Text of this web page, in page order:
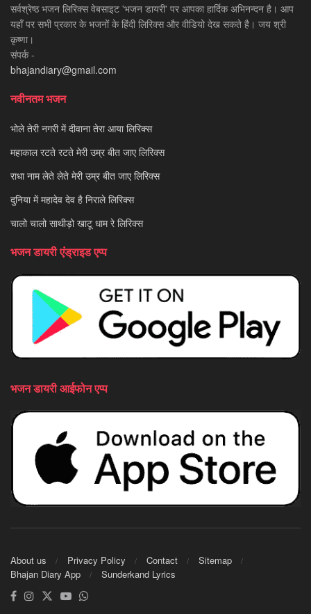
सर्वश्रेष्ठ भजन लिरिक्स वेबसाइट 'भजन डायरी' पर आपका हार्दिक अभिनन्दन है। आप
यहाँ पर सभी प्रकार के भजनों के हिंदी लिरिक्स और वीडियो देख सकते है। जय श्री
कृष्णा।
संपर्क -
bhajandiary@gmail.com
नवीनतम भजन
भोले तेरी नगरी में दीवाना तेरा आया लिरिक्स
महाकाल रटते रटते मेरी उम्र बीत जाए लिरिक्स
राधा नाम लेते लेते मेरी उम्र बीत जाए लिरिक्स
दुनिया में महादेव देव है निराले लिरिक्स
चालो चालो साथीड़ो खाटू धाम रे लिरिक्स
भजन डायरी एंड्राइड एप्प
भजन डायरी आईफोन एप्प
About us Privacy Policy Contact
Sitemap
Bhajan Diary App
Sunderkand Lyrics